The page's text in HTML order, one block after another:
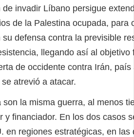
invadir Líbano persigue
de la Palestina ocupada, para
defensa contra la previsible
llegando así al objetivo
de occidente contra Irán, país
atrevió a atacar.
son la misma guerra, al menos
y financiador. En los dos casos
en regiones estratégicas, en las